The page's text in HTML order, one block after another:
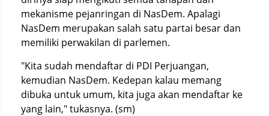
mekanisme pejanringan di NasDem. Apalagi
NasDem merupakan salah satu partai besar dan
memiliki perwakilan di parlemen.
"Kita sudah mendaftar di PDI Perjuangan,
kemudian NasDem. Kedepan kalau memang
dibuka untuk umum, kita juga akan mendaftar ke
yang lain," tukasnya. (sm)